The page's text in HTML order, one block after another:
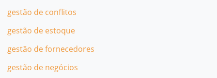
gestão de conflitos
gestão de estoque
gestão de fornecedores
gestão de negócios